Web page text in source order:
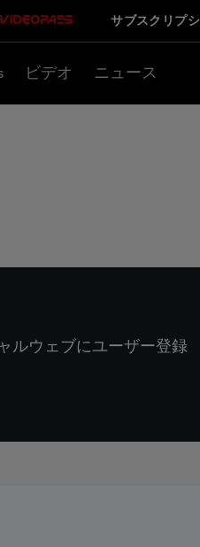
サブスクリプ
ビデオ ニュース
ルウェブにユーザー登録